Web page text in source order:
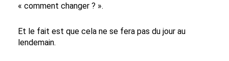
« comment changer ? ».
Et le fait est que cela ne se fera pas du jour au
lendemain.